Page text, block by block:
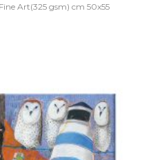
Art(325 gsm) cm 50x55